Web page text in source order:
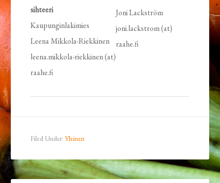
sihteeri
Kaupunginlakimies
Leena Mikkola-Riekkinen
leena.mikkola-riekkinen (at)
raahe.fi
Joni Lackström
joni.lackstrom (at)
raahe.fi
Filed Under:Yleinen